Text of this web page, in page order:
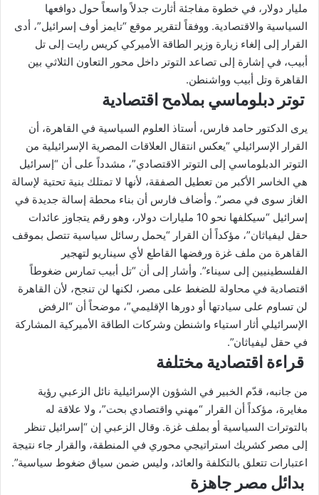
مليار دولار، في خطوة مفاجئة أثارت جدلاً واسعاً حول دوافعها
السياسية والاقتصادية. ووفقاً لتقرير موقع “تايمز أوف إسرائيل”، أدى
القرار إلى إلغاء زيارة وزير الطاقة الأميركي كريس رايت إلى تل
أبيب، في إشارة إلى تصاعد التوتر داخل محور التعاون الثلاثي بين
القاهرة وتل أبيب وواشنطن.
توتر دبلوماسي بملامح اقتصادية
يرى الدكتور حامد فارس، أستاذ العلوم السياسية في القاهرة، أن
القرار الإسرائيلي “يعكس انتقال العلاقات المصرية الإسرائيلية من
التوتر الدبلوماسي إلى التوتر الاقتصادي”، مشدداً على أن “إسرائيل
هي الخاسر الأكبر من تعطيل الصفقة، لأنها لا تمتلك بنية تحتية لإسالة
الغاز سوى في مصر”. وأضاف فارس أن بناء محطة إسالة جديدة في
إسرائيل “سيكلفها نحو 10 مليارات دولار، وهو رقم يتجاوز عائدات
حقل ليفياثان”، مؤكداً أن القرار “يحمل رسائل سياسية تتصل بموقف
القاهرة من ملف غزة ورفضها القاطع لأي سيناريو لتهجير
الفلسطينيين إلى سيناء”. وأشار إلى أن “تل أبيب تمارس ضغوطاً
اقتصادية في محاولة للضغط على مصر، لكنها لن تنجح، لأن القاهرة
لن تساوم على سيادتها أو دورها الإقليمي”، موضحاً أن “الرفض
الإسرائيلي أثار استياء واشنطن وشركات الطاقة الأميركية المشاركة
في حقل ليفياثان”.
قراءة اقتصادية مختلفة
من جانبه، قدّم الخبير في الشؤون الإسرائيلية نائل الزعبي رؤية
مغايرة، مؤكداً أن القرار “مهني واقتصادي بحت”، ولا علاقة له
بالتوترات السياسية أو بملف غزة. وقال الزعبي إن “إسرائيل تنظر
إلى مصر كشريك استراتيجي محوري في المنطقة، والقرار جاء نتيجة
اعتبارات تتعلق بالتكلفة والعائد، وليس ضمن سياق ضغوط سياسية”.
بدائل مصر جاهزة